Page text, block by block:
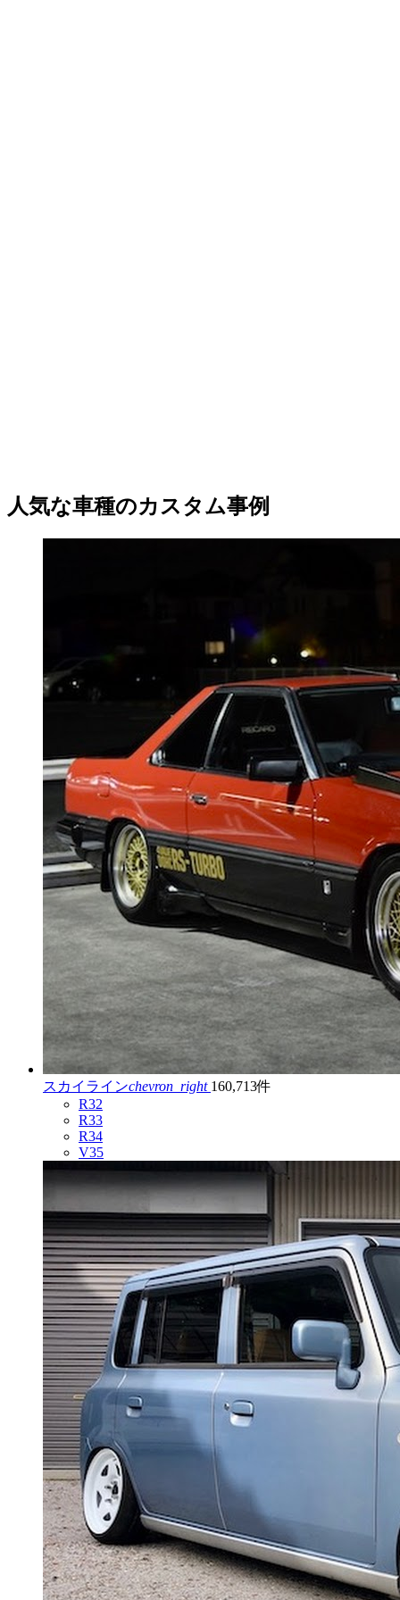
人気な車種のカスタム事例
スカイラインchevron_right 160,713件
R32
R33
R34
V35